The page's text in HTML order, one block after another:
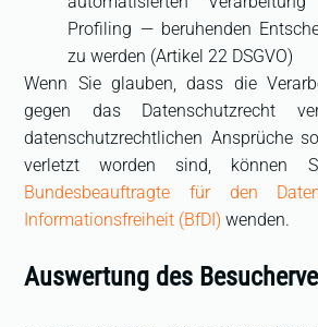
Profiling — beruhenden
zu werden (Artikel 22 DSGVO)
Wenn Sie glauben, dass die
gegen das Datenschutzrecht
datenschutzrechtlichen Ansprüche
verletzt worden sind, können
Bundesbeauftragte für den
Informationsfreiheit (BfDI) wenden.
Auswertung des